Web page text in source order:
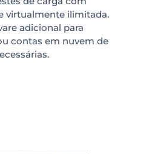
virtualmente ilimitada.
adicional para
contas em nuvem de